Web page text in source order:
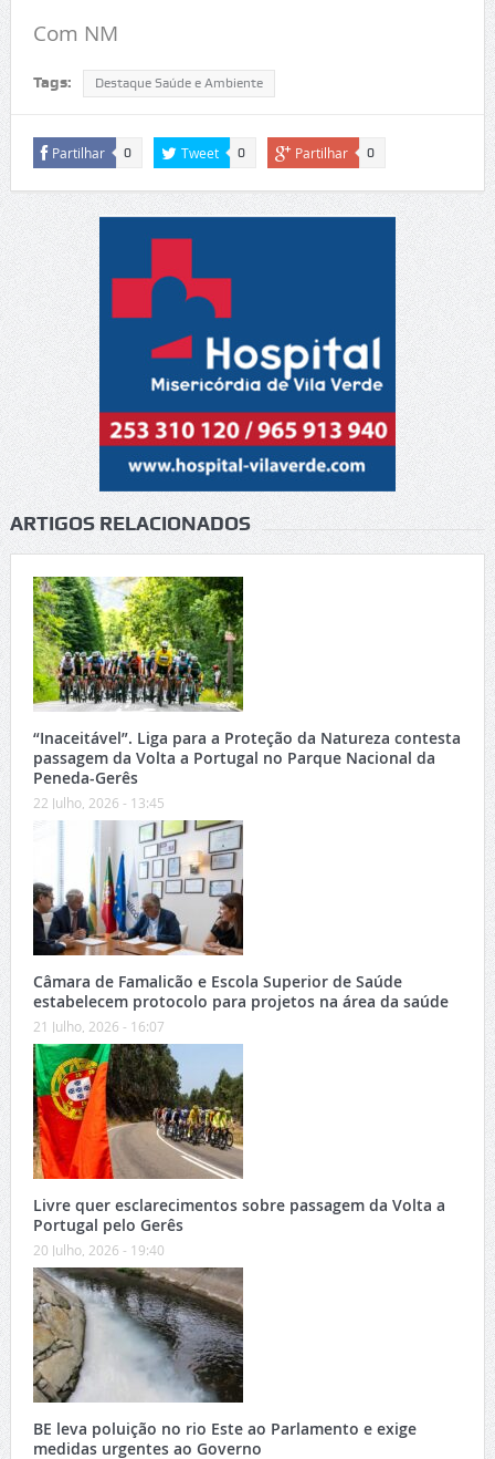
Com NM
Tags: Destaque Saúde e Ambiente
Partilhar 0 Tweet 0 Partilhar 0
ARTIGOS RELACIONADOS
“Inaceitável”. Liga para a Proteção da Natureza contesta
passagem da Volta a Portugal no Parque Nacional da
Peneda-Gerês
22 Julho, 2026 - 13:45
Câmara de Famalicão e Escola Superior de Saúde
estabelecem protocolo para projetos na área da saúde
21 Julho, 2026 - 16:07
Livre quer esclarecimentos sobre passagem da Volta a
Portugal pelo Gerês
20 Julho, 2026 - 19:40
BE leva poluição no rio Este ao Parlamento e exige
medidas urgentes ao Governo